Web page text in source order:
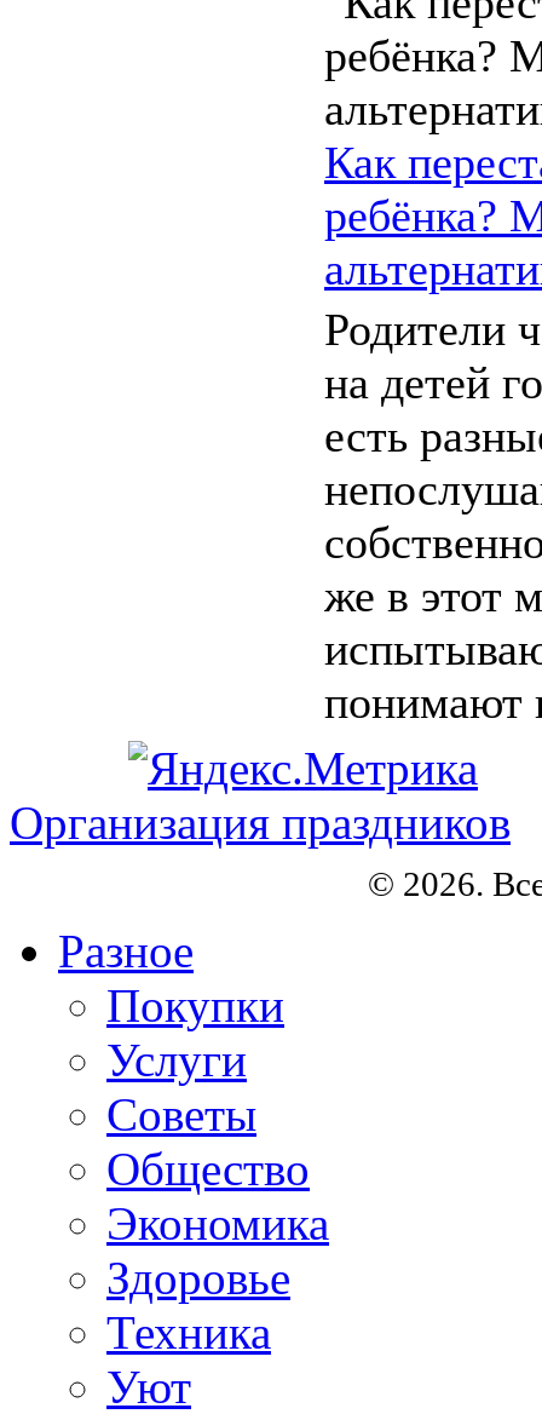
Как
ребёнка?
Родители
на детей
есть
же в этот
понимают
Организация праздников
© 2026.
Разное
Покупки
Услуги
Советы
Общество
Экономика
Здоровье
Техника
Уют